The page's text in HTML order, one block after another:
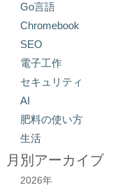
Go言語
Chromebook
SEO
電子工作
セキュリティ
AI
肥料の使い方
生活
月別アーカイブ
2026年